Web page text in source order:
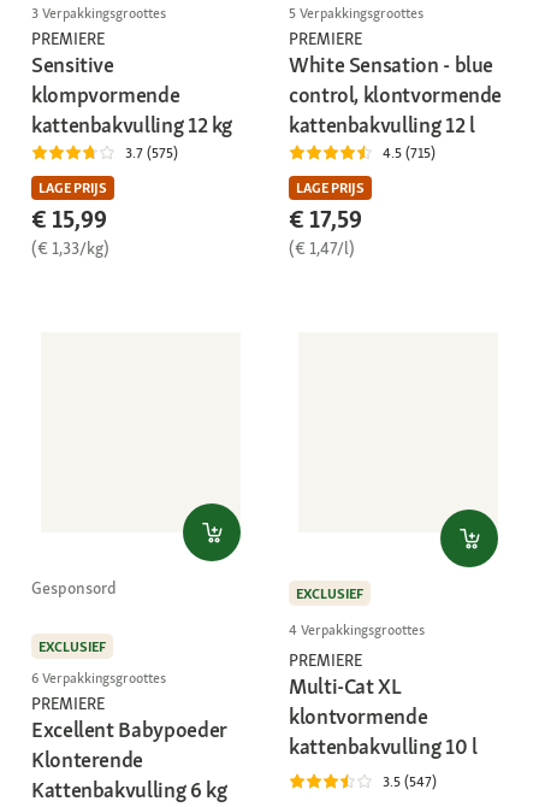
3 Verpakkingsgroottes
PREMIERE
Sensitive
klompvormende
kattenbakvulling 12 kg
3.7 (575)
LAGE PRIJS
€ 15,99
(€ 1,33/kg)
5 Verpakkingsgroottes
PREMIERE
White Sensation - blue
control, klontvormende
kattenbakvulling 12 l
4.5 (715)
LAGE PRIJS
€ 17,59
(€ 1,47/l)
Gesponsord
EXCLUSIEF
6 Verpakkingsgroottes
PREMIERE
Excellent Babypoeder
Klonterende
Kattenbakvulling 6 kg
EXCLUSIEF
4 Verpakkingsgroottes
PREMIERE
Multi-Cat XL
klontvormende
kattenbakvulling 10 l
3.5 (547)